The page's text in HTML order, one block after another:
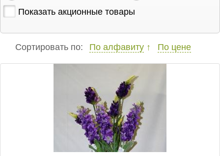
Показать акционные товары
Сортировать по: По алфавиту По цене